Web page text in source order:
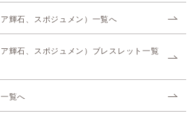
輝石、スポジュメン）一覧へ
輝石、スポジュメン）ブレスレット一覧
覧へ